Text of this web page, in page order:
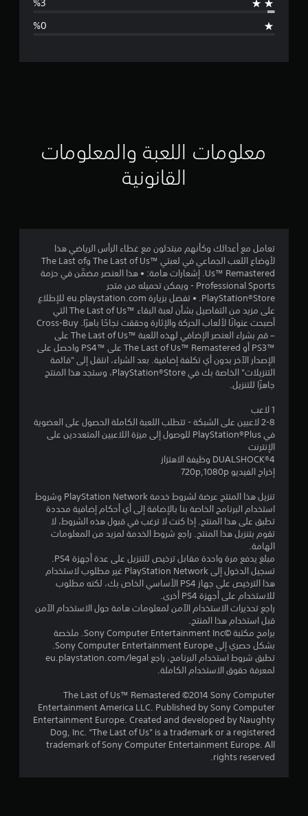
ت
ي
.
6
6
ن
ج
و
م
ن
ج
و
م
م
ن
إ
ج
ا
ل
3
معلومات اللعبة والمعلومات
القانونية
تعامل مع أعدائك وكأنهم مبتدئون مع غطاء الرأس الرياضي هذا
لأوضاع اللعب الجماعي في لعبتي The Last of Us™‎ وThe Last of
Us™ Remastered. إشعارات هامة: • هذا العنصر مضمَّن في حزمة
Professional Sports - ويمكن تحميله من متجر
PlayStation®Store. • تفضل بزيارة eu.playstation.com للإطلاع
على مزيد من التفاصيل بشأن لعبة البقاء The Last of Us™‎ التي
أصبحت عنوانًا لألعاب الحركة والإثارة وحققت نجاحًا باهرًا. Cross-Buy
– قم بشراء العنصر الإضافي لهذه اللعبة The Last of Us™‎ على
PS3™‎ أو The Last of Us™ Remastered على PS4™‎ واحصل على
الإصدار الآخر بدون أي تكلفة إضافية. بعد الشراء، انتقل إلى "قائمة
التنزيلات" الخاصة بك في PlayStation®Store، وستجد هذا المنتج
جاهزًا للتنزيل.
1 لاعب
2-8 لاعبين على الشبكة - تتطلب اللعبة الكاملة الحصول على العضوية
في PlayStation®Plus للوصول إلى ميزة اللاعبين المتعددين على
الإنترنت
DUALSHOCK‎®4 وظيفة الاهتزاز
إخراج الفيديو 720p,1080p
تنزيل هذا المنتج عرضة لشروط خدمة PlayStation Network وشروط
استخدام البرنامج الخاصة بنا بالإضافة إلى أي أحكام إضافية محددة
تطبق على هذا المنتج. إذا كنت لا ترغب في قبول هذه الشروط، لا
تقوم بتنزيل هذا المنتج. راجع شروط الخدمة لمزيد من المعلومات
الهامة.
مبلغ يدفع مرة واحدة مقابل ترخيص للتنزيل على عدة أجهزة PS4.
تسجيل الدخول إلى PlayStation Network غير مطلوب لاستخدام
هذا الترخيص على جهاز PS4 الأساسي الخاص بك، لكنه مطلوب
للاستخدام على أجهزة PS4 أخرى.
راجع تحذيرات الاستخدام الآمن لمعلومات هامة حول الاستخدام الآمن
قبل استخدام هذا المنتج.
برامج مكتبة ©Sony Computer Entertainment Inc. ملخصة
بشكل حصري إلى Sony Computer Entertainment Europe.
تطبق شروط استخدام البرنامج، راجع eu.playstation.com/legal
لمعرفة حقوق الاستخدام الكاملة.
The Last of Us™ Remastered ©2014 Sony Computer
Entertainment America LLC. Published by Sony Computer
Entertainment Europe. Created and developed by Naughty
Dog, Inc. “The Last of Us” is a trademark or a registered
trademark of Sony Computer Entertainment Europe. All
rights reserved.